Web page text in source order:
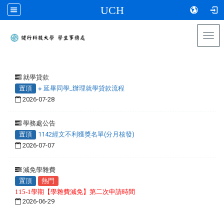
UCH
就學貸款
置頂
※ 延畢同學_辦理就學貸款流程
2026-07-28
學務處公告
置頂
1142經文不利獲獎名單(分月核發)
2026-07-07
減免學雜費
置頂
熱門
115-1學期【學雜費減免】第二次申請時間
2026-06-29